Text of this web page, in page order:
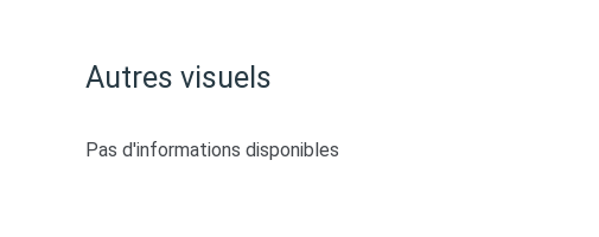
Autres visuels
Pas d'informations disponibles